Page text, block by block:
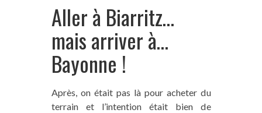
Aller à Biarritz…
mais arriver à…
Bayonne !
Après, on était pas là pour acheter du
terrain et l’intention était bien de